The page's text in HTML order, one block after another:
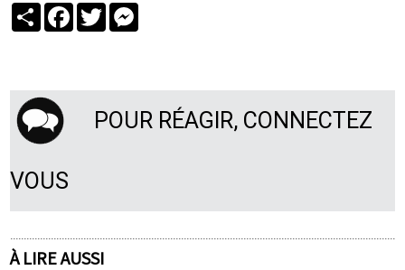
PartagerFacebook
Twitter
POUR RÉAGIR, CONNECTEZ
VOUS
À LIRE AUSSI